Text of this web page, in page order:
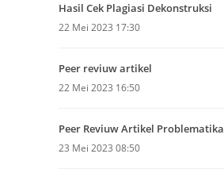
Hasil Cek Plagiasi Dekonstruksi
22 Mei 2023 17:30
Peer reviuw artikel
22 Mei 2023 16:50
Peer Reviuw Artikel Problematika
23 Mei 2023 08:50